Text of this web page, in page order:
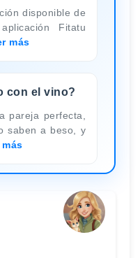
disponible de
Fitatu
más
con el vino?
pareja perfecta,
saben a beso, y
más